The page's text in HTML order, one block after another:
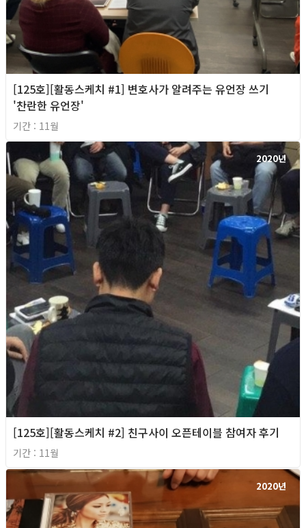
[125호][활동스케치 #1] 변호사가 알려주는 유언장 쓰기
'찬란한 유언장'
기간 : 11월
2020년
[125호][활동스케치 #2] 친구사이 오픈테이블 참여자 후기
기간 : 11월
2020년